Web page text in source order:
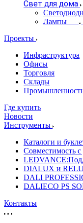
Свет для дома
Лампы
Проекты
Инфраструктура
Офисы
Торговля
Склады
Где купить
Новости
Инструменты
Каталоги и
Совместимость
DIALUX и
DALI
DALIECO PS
Контакты